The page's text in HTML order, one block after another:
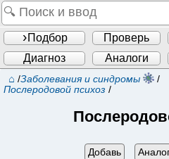
Подбор Проверь
Диагноз
Аналоги
⌂ /Заболевания и синдромы
/
Послеродовой психоз /
Добавь